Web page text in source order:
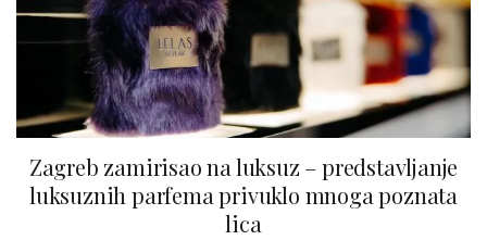
Zagreb zamirisao na luksuz – predstavljanje
luksuznih parfema privuklo mnoga poznata
lica